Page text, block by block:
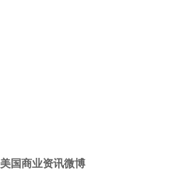
美国商业资讯微博